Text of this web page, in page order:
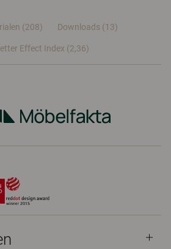
(208) Downloads (13)
Effect Index (2,36)